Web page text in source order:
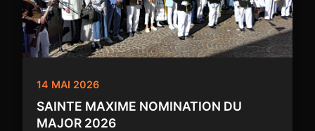
14 MAI 2026
SAINTE MAXIME NOMINATION DU
MAJOR 2026